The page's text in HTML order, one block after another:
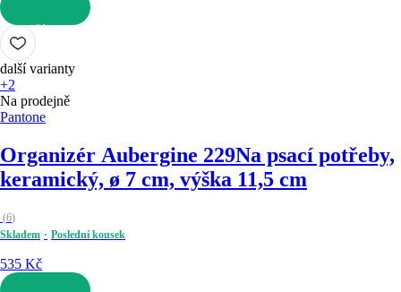
DO KOŠÍKU
další varianty
+2
Na prodejně
Pantone
Organizér Aubergine 229Na psací potřeby,
keramický, ø 7 cm, výška 11,5 cm
(6)
Skladem
Poslední kousek
535 Kč